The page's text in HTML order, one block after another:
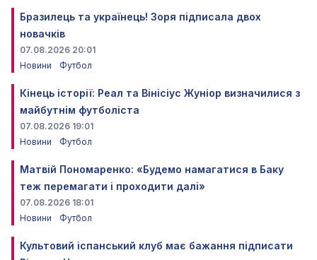
Бразилець та українець! Зоря підписала двох
новачків
07.08.2026 20:01
Новини
Футбол
Кінець історії: Реал та Вінісіус Жуніор визначилися з
майбутнім футболіста
07.08.2026 19:01
Новини
Футбол
Матвій Пономаренко: «Будемо намагатися в Баку
теж перемагати і проходити далі»
07.08.2026 18:01
Новини
Футбол
Культовий іспанський клуб має бажання підписати